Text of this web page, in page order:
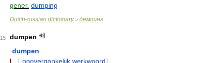
gener. dumping
Dutch-russian dictionary> демпинг
15
dumpen
dumpen
I
〈 onovergankelijk werkwoord〉